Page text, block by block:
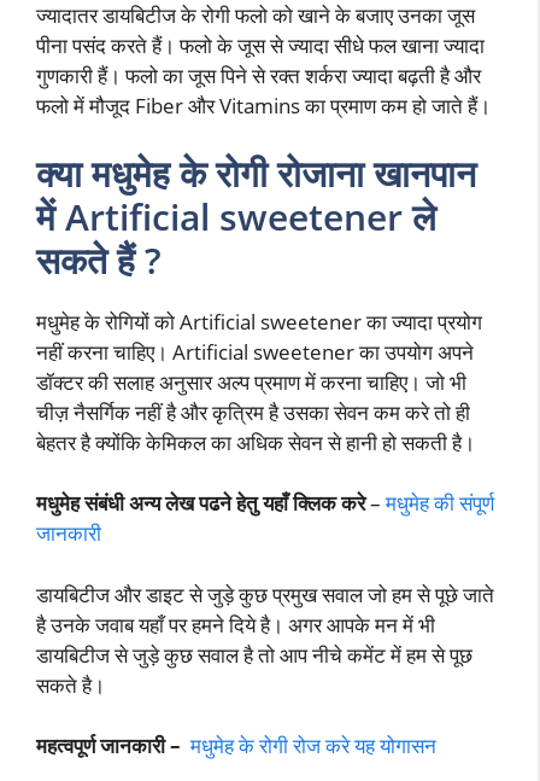
ज्यादातर डायबिटीज के रोगी फलो को खाने के बजाए उनका जूस
पीना पसंद करते हैं। फलो के जूस से ज्यादा सीधे फल खाना ज्यादा
गुणकारी हैं। फलो का जूस पिने से रक्त शर्करा ज्यादा बढ़ती है और
फलो में मौजूद Fiber और Vitamins का प्रमाण कम हो जाते हैं।
क्या मधुमेह के रोगी रोजाना खानपान
में Artificial sweetener ले
सकते हैं ?
मधुमेह के रोगियों को Artificial sweetener का ज्यादा प्रयोग
नहीं करना चाहिए। Artificial sweetener का उपयोग अपने
डॉक्टर की सलाह अनुसार अल्प प्रमाण में करना चाहिए। जो भी
चीज़ नैसर्गिक नहीं है और कृत्रिम है उसका सेवन कम करे तो ही
बेहतर है क्योंकि केमिकल का अधिक सेवन से हानी हो सकती है।
मधुमेह संबंधी अन्य लेख पढने हेतु यहाँ क्लिक करे–मधुमेह की संपूर्ण
जानकारी
डायबिटीज और डाइट से जुड़े कुछ प्रमुख सवाल जो हम से पूछे जाते
है उनके जवाब यहाँ पर हमने दिये है। अगर आपके मन में भी
डायबिटीज से जुड़े कुछ सवाल है तो आप नीचे कमेंट में हम से पूछ
सकते है।
महत्वपूर्ण जानकारी – मधुमेह के रोगी रोज करे यह योगासन